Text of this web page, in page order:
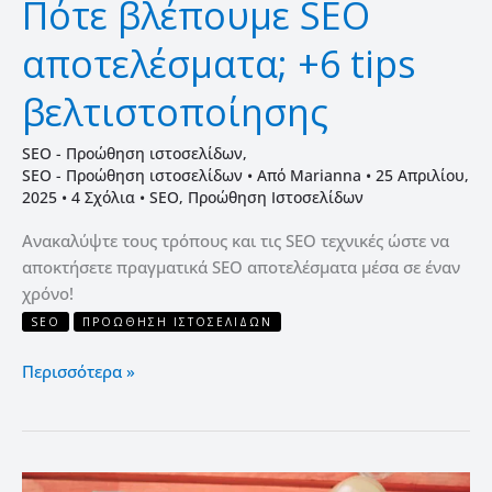
Πότε βλέπουμε SEO
αποτελέσματα; +6 tips
βελτιστοποίησης
SEO - Προώθηση ιστοσελίδων,
SEO - Προώθηση ιστοσελίδων • Από Marianna • 25 Απριλίου,
2025 • 4 Σχόλια • SEO, Προώθηση Ιστοσελίδων
Ανακαλύψτε τους τρόπους και τις SEO τεχνικές ώστε να
αποκτήσετε πραγματικά SEO αποτελέσματα μέσα σε έναν
χρόνο!
SEO ΠΡΟΏΘΗΣΗ ΙΣΤΟΣΕΛΊΔΩΝ
Περισσότερα »
SEO